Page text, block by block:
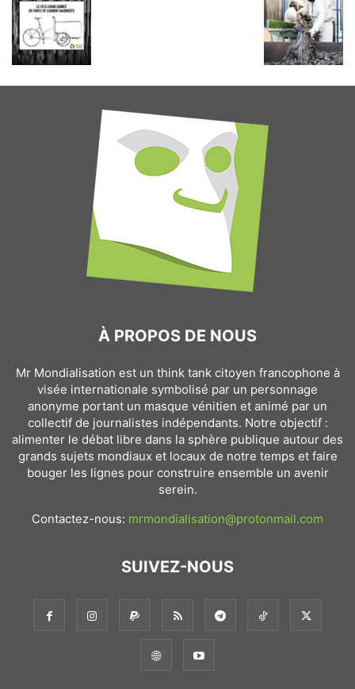
À PROPOS DE NOUS
Mr Mondialisation est un think tank citoyen francophone à
visée internationale symbolisé par un personnage
anonyme portant un masque vénitien et animé par un
collectif de journalistes indépendants. Notre objectif :
alimenter le débat libre dans la sphère publique autour des
grands sujets mondiaux et locaux de notre temps et faire
bouger les lignes pour construire ensemble un avenir
serein.
Contactez-nous: mrmondialisation@protonmail.com
SUIVEZ-NOUS